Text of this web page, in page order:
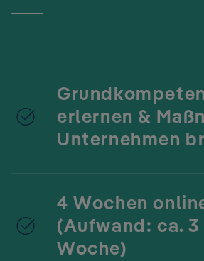
erlernen &
Unternehmen
4 Wochen
(Aufwand: ca.
Woche)